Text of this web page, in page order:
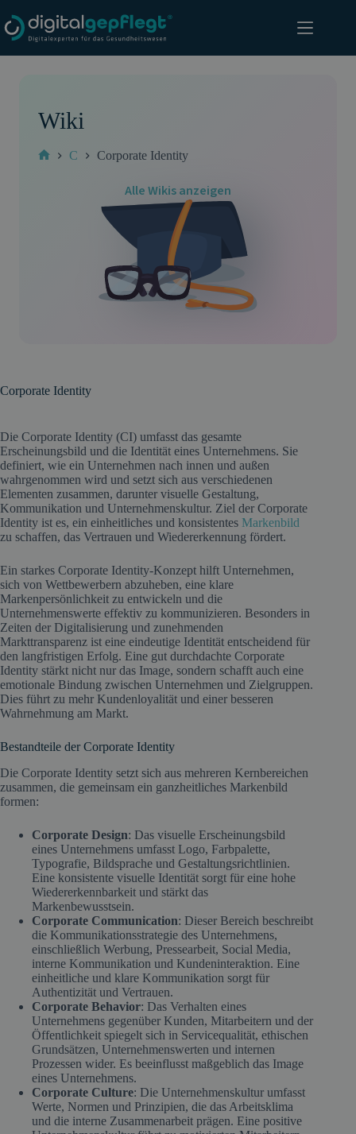
Inhalt
springen
Wiki
C Corporate Identity
Alle Wikis anzeigen
Corporate Identity
Die Corporate Identity (CI) umfasst das gesamte
Erscheinungsbild und die Identität eines Unternehmens. Sie
definiert, wie ein Unternehmen nach innen und außen
wahrgenommen wird und setzt sich aus verschiedenen
Elementen zusammen, darunter visuelle Gestaltung,
Kommunikation und Unternehmenskultur. Ziel der Corporate
Identity ist es, ein einheitliches und konsistentes Markenbild
zu schaffen, das Vertrauen und Wiedererkennung fördert.
Ein starkes Corporate Identity-Konzept hilft Unternehmen,
sich von Wettbewerbern abzuheben, eine klare
Markenpersönlichkeit zu entwickeln und die
Unternehmenswerte effektiv zu kommunizieren. Besonders in
Zeiten der Digitalisierung und zunehmenden
Markttransparenz ist eine eindeutige Identität entscheidend für
den langfristigen Erfolg. Eine gut durchdachte Corporate
Identity stärkt nicht nur das Image, sondern schafft auch eine
emotionale Bindung zwischen Unternehmen und Zielgruppen.
Dies führt zu mehr Kundenloyalität und einer besseren
Wahrnehmung am Markt.
Bestandteile der Corporate Identity
Die Corporate Identity setzt sich aus mehreren Kernbereichen
zusammen, die gemeinsam ein ganzheitliches Markenbild
formen:
Corporate Design: Das visuelle Erscheinungsbild
eines Unternehmens umfasst Logo, Farbpalette,
Typografie, Bildsprache und Gestaltungsrichtlinien.
Eine konsistente visuelle Identität sorgt für eine hohe
Wiedererkennbarkeit und stärkt das
Markenbewusstsein.
Corporate Communication: Dieser Bereich beschreibt
die Kommunikationsstrategie des Unternehmens,
einschließlich Werbung, Pressearbeit, Social Media,
interne Kommunikation und Kundeninteraktion. Eine
einheitliche und klare Kommunikation sorgt für
Authentizität und Vertrauen.
Corporate Behavior: Das Verhalten eines
Unternehmens gegenüber Kunden, Mitarbeitern und der
Öffentlichkeit spiegelt sich in Servicequalität, ethischen
Grundsätzen, Unternehmenswerten und internen
Prozessen wider. Es beeinflusst maßgeblich das Image
eines Unternehmens.
Corporate Culture: Die Unternehmenskultur umfasst
Werte, Normen und Prinzipien, die das Arbeitsklima
und die interne Zusammenarbeit prägen. Eine positive